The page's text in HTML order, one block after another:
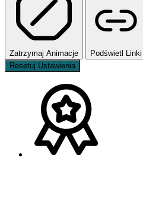
Zatrzymaj Animacje
Podświetl Linki
Resetuj Ustawienia